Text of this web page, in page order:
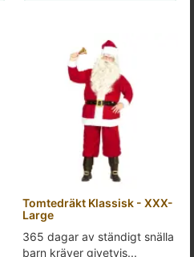
Tomtedräkt Klassisk - XXX-
Large
365 dagar av ständigt snälla
barn kräver givetvis...